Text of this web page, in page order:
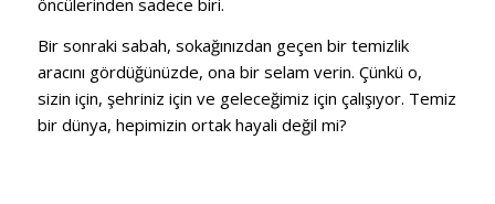
öncülerinden sadece biri.
Bir sonraki sabah, sokağınızdan geçen bir temizlik
aracını gördüğünüzde, ona bir selam verin. Çünkü o,
sizin için, şehriniz için ve geleceğimiz için çalışıyor. Temiz
bir dünya, hepimizin ortak hayali değil mi?